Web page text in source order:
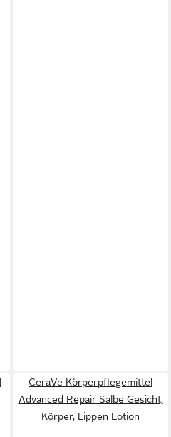
CeraVe Körperpflegemittel
Advanced Repair Salbe Gesicht,
Körper, Lippen Lotion